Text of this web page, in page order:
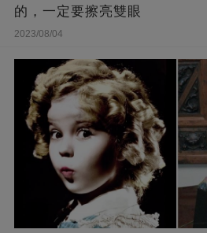
的，一定要擦亮雙眼
2023/08/04